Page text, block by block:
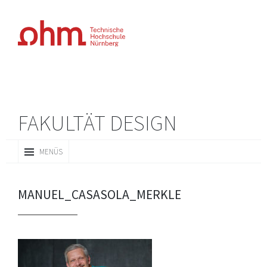
FAKULTÄT DESIGN
MENÜS
INHALT
MANUEL_CASASOLA_MERKLE